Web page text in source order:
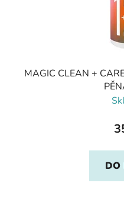
MAGIC CLEAN +
DO